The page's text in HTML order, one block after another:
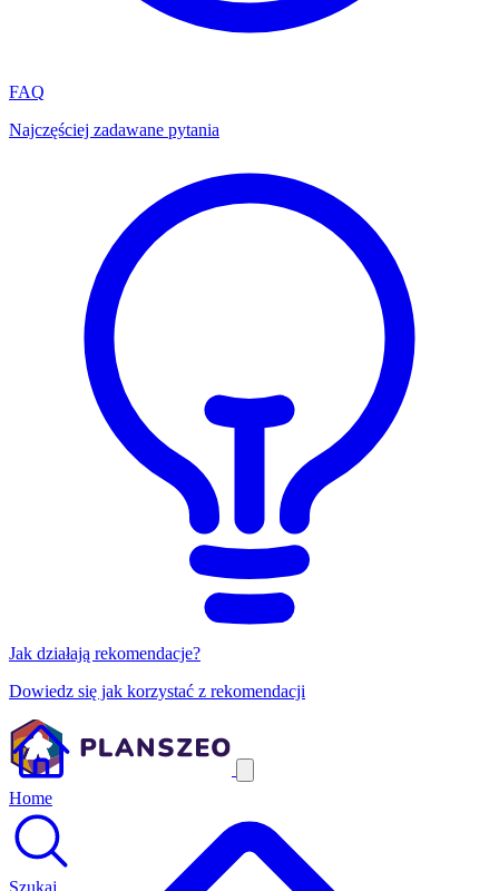
FAQ
Najczęściej zadawane pytania
Jak działają rekomendacje?
Dowiedz się jak korzystać z rekomendacji
Home
Szukaj